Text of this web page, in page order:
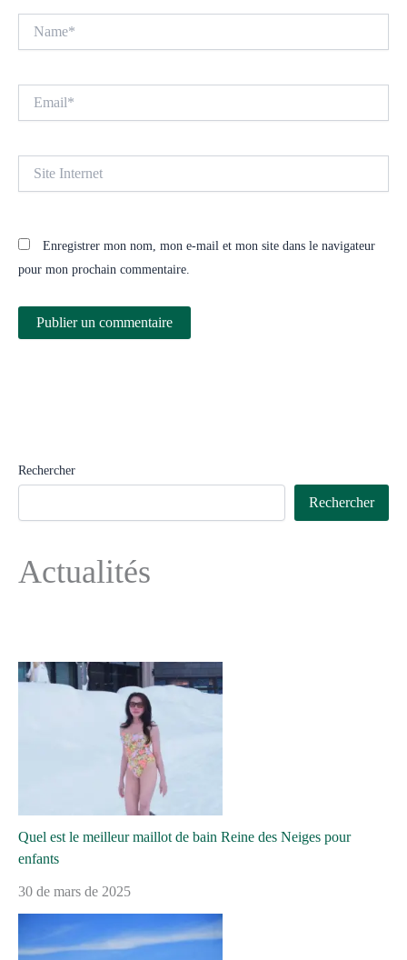
Internet
Enregistrer mon nom, mon e-mail et mon site dans le navigateur
pour mon prochain commentaire.
Rechercher
Rechercher
Actualités
Quel est le meilleur maillot de bain Reine des Neiges pour
enfants
30 de mars de 2025